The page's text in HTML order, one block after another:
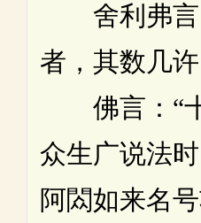
舍利弗言
者，其数几
佛言：“十
众生广说法
阿閦如来名